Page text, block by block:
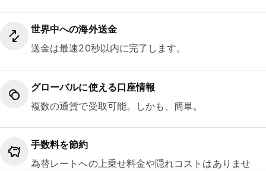
世界中への海外送金
送金は最速20秒以内に完了します。
グローバルに使える口座情報
複数の通貨で受取可能。しかも、簡単。
手数料を節約
為替レートへの上乗せ料金や隠れコストはありませ